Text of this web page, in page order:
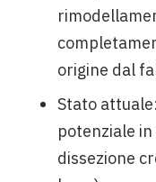
origine dal
Stato
potenziale
dissezione